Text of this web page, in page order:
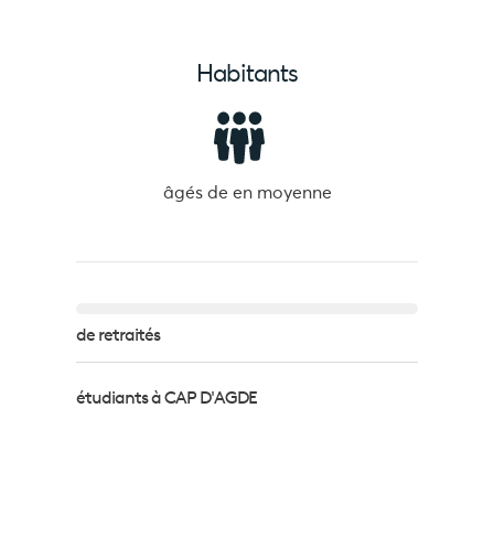
Habitants
âgés de en moyenne
de retraités
étudiants à CAP D'AGDE